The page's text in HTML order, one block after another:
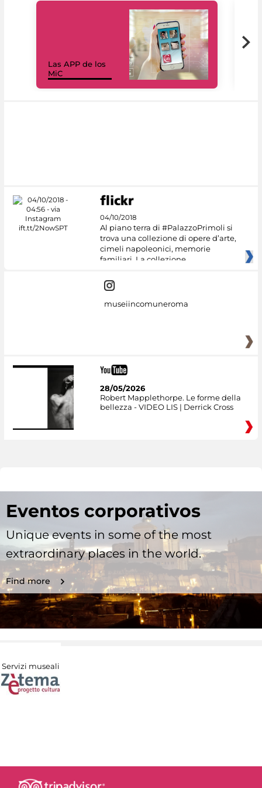
Las APP de los
MiC
04/10/2018
Al piano terra di #PalazzoPrimoli si
trova una collezione di opere d’arte,
cimeli napoleonici, memorie
familiari. La collezione
museiincomuneroma
28/05/2026
Robert Mapplethorpe. Le forme della
bellezza - VIDEO LIS | Derrick Cross
Eventos corporativos
Unique events in some of the most
extraordinary places in the world.
Find more
Servizi museali